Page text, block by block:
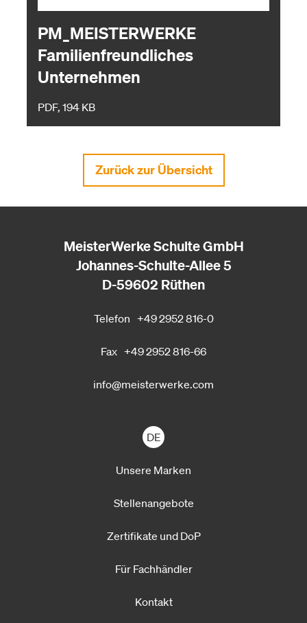
PM_MEISTERWERKE
Familienfreundliches
Unternehmen
PDF, 194 KB
Zurück zur Übersicht
MeisterWerke Schulte GmbH
Johannes-Schulte-Allee 5
D-59602 Rüthen
Telefon +49 2952 816-0
Fax +49 2952 816-66
info@meisterwerke.com
DE
Unsere Marken
Stellenangebote
Zertifikate und DoP
Für Fachhändler
Kontakt